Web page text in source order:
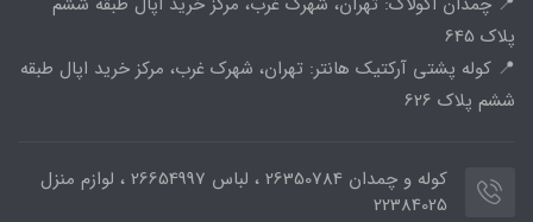
پلاک 645
📍 کوله پشتی آرکتیک هانتر: تهران، شهرک غرب، مرکز خرید اپال طبقه
ششم پلاک 626
کوله و چمدان 26350784 ، لباس 26654997 ، لوازم منزل
22384025